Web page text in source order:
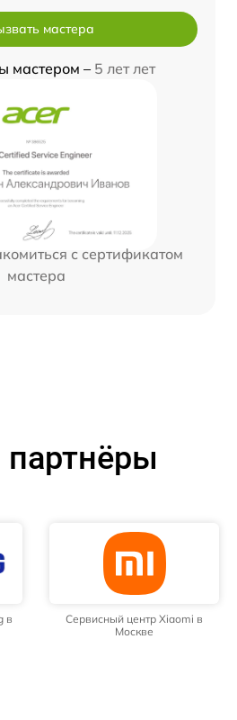
мастера
мастером – 5 лет лет
с сертификатом
мастера
в
Сервисный центр Xiaomi в
Москве